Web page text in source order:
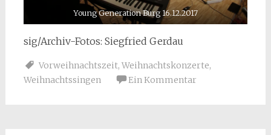
Young Generation Burg 16.12.2017
sig/Archiv-Fotos: Siegfried Gerdau
Vorweihnachtszeit, Weihnachtskonzerte,
Weihnachtssingen
Ein Kommentar